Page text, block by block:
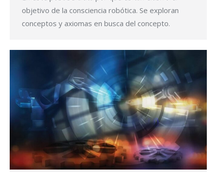
objetivo de la consciencia robótica. Se exploran
conceptos y axiomas en busca del concepto.